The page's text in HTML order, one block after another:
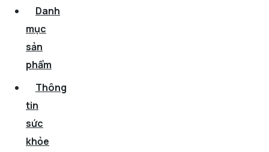
Danh
mục
sản
phẩm
Thông
tin
sức
khỏe